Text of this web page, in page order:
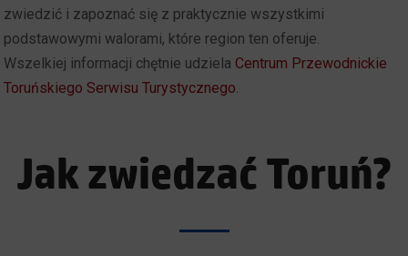
zwiedzić i zapoznać się z praktycznie wszystkimi
podstawowymi walorami, które region ten oferuje.
Wszelkiej informacji chętnie udziela Centrum Przewodnickie
Toruńskiego Serwisu Turystycznego.
Jak zwiedzać Toruń?